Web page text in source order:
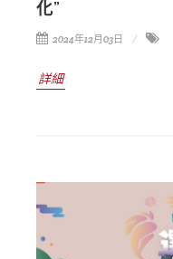
化”
2024年12月03日
詳細